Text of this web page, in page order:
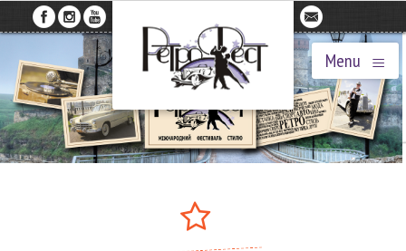
Menu ≡